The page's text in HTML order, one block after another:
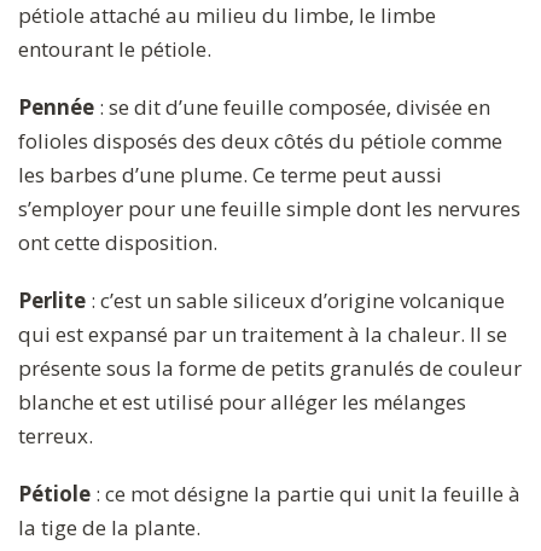
pétiole attaché au milieu du limbe, le limbe
entourant le pétiole.
Pennée : se dit d’une feuille composée, divisée en
folioles disposés des deux côtés du pétiole comme
les barbes d’une plume. Ce terme peut aussi
s’employer pour une feuille simple dont les nervures
ont cette disposition.
Perlite : c’est un sable siliceux d’origine volcanique
qui est expansé par un traitement à la chaleur. Il se
présente sous la forme de petits granulés de couleur
blanche et est utilisé pour alléger les mélanges
terreux.
Pétiole : ce mot désigne la partie qui unit la feuille à
la tige de la plante.